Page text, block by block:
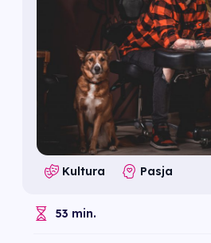
Kultura Pasja
53 min.